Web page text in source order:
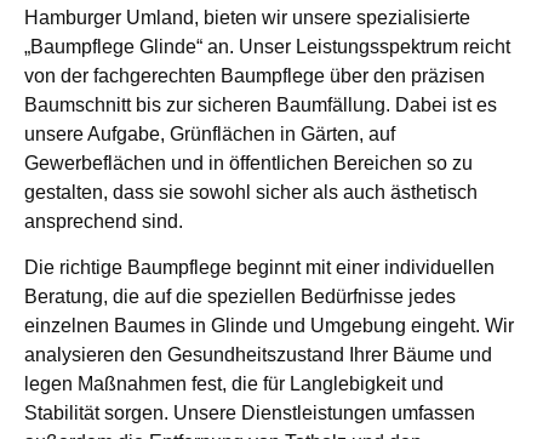
Hamburger Umland, bieten wir unsere spezialisierte
„Baumpflege Glinde“ an. Unser Leistungsspektrum reicht
von der fachgerechten Baumpflege über den präzisen
Baumschnitt bis zur sicheren Baumfällung. Dabei ist es
unsere Aufgabe, Grünflächen in Gärten, auf
Gewerbeflächen und in öffentlichen Bereichen so zu
gestalten, dass sie sowohl sicher als auch ästhetisch
ansprechend sind.
Die richtige Baumpflege beginnt mit einer individuellen
Beratung, die auf die speziellen Bedürfnisse jedes
einzelnen Baumes in Glinde und Umgebung eingeht. Wir
analysieren den Gesundheitszustand Ihrer Bäume und
legen Maßnahmen fest, die für Langlebigkeit und
Stabilität sorgen. Unsere Dienstleistungen umfassen